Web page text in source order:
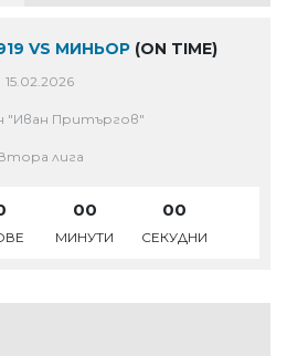
VS МИНЬОР (ON TIME)
15.02.2026
"Иван Притъргов"
лига
00
МИНУТИ
00
СЕКУДНИ